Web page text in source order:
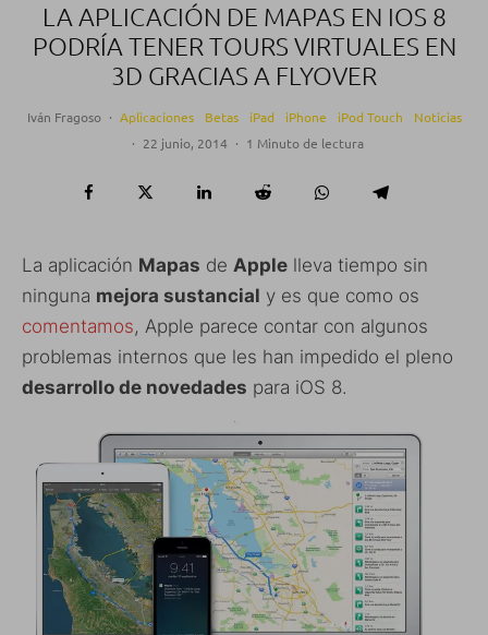
LA APLICACIÓN DE MAPAS EN IOS 8
PODRÍA TENER TOURS VIRTUALES EN
3D GRACIAS A FLYOVER
Iván Fragoso · Aplicaciones Betas iPad iPhone iPod Touch
Noticias
· 22 junio, 2014 · 1 Minuto de lectura
La aplicación Mapas de Apple lleva tiempo sin
ninguna mejora sustancial y es que como os
comentamos, Apple parece contar con algunos
problemas internos que les han impedido el pleno
desarrollo de novedades para iOS 8.